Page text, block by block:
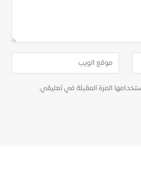
المرة المقبلة في تعليقي.